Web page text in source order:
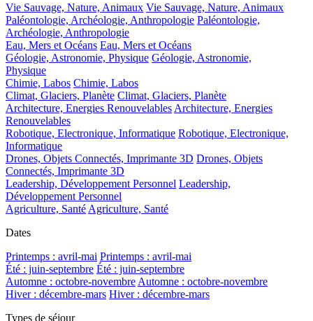
Vie Sauvage, Nature, Animaux Vie Sauvage, Nature, Animaux
Paléontologie, Archéologie, Anthropologie Paléontologie,
Archéologie, Anthropologie
Eau, Mers et Océans Eau, Mers et Océans
Géologie, Astronomie, Physique Géologie, Astronomie,
Physique
Chimie, Labos Chimie, Labos
Climat, Glaciers, Planète Climat, Glaciers, Planète
Architecture, Energies Renouvelables Architecture, Energies
Renouvelables
Robotique, Electronique, Informatique Robotique, Electronique,
Informatique
Drones, Objets Connectés, Imprimante 3D Drones, Objets
Connectés, Imprimante 3D
Leadership, Développement Personnel Leadership,
Développement Personnel
Agriculture, Santé Agriculture, Santé
Dates
Printemps : avril-mai Printemps : avril-mai
Été : juin-septembre Été : juin-septembre
Automne : octobre-novembre Automne : octobre-novembre
Hiver : décembre-mars Hiver : décembre-mars
Types de séjour